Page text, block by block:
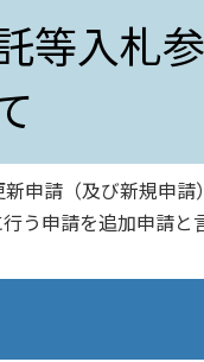
等入札
申請（及び新規申請
う申請を追加申請と